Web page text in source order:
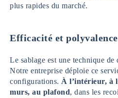
plus rapides du marché.
Efficacité et polyvalence
Le sablage est une technique de
Notre entreprise déploie ce
configurations. À l’intérieur, à
murs, au plafond, dans les